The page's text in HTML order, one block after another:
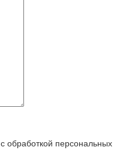
с обработкой персональных